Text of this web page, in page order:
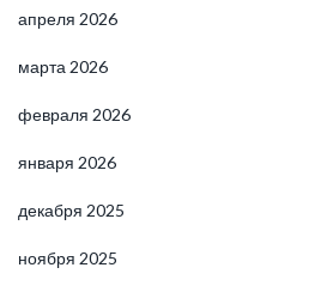
апреля 2026
марта 2026
февраля 2026
января 2026
декабря 2025
ноября 2025